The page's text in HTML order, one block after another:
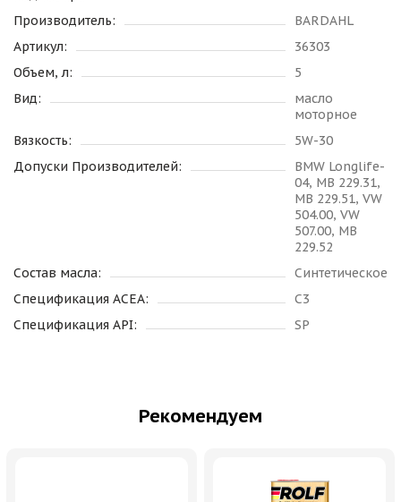
Производитель:
BARDAHL
Артикул:
36303
Объем, л:
5
Вид:
масло
моторное
Вязкость:
5W-30
Допуски Производителей:
BMW Longlife-
04, MB 229.31,
MB 229.51, VW
504.00, VW
507.00, MB
229.52
Состав масла:
Синтетическое
Спецификация ACEA:
C3
Спецификация API:
SP
Рекомендуем